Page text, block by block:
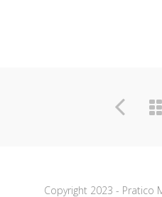
Copyright 2023 - Pratico